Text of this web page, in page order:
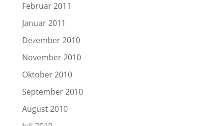
Februar 2011
Januar 2011
Dezember 2010
November 2010
Oktober 2010
September 2010
August 2010